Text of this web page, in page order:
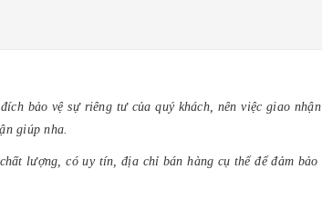
bảo vệ sự riêng tư của quý khách, nên việc giao
giúp nha.
lượng, có uy tín, địa chỉ bán hàng cụ thể để đảm